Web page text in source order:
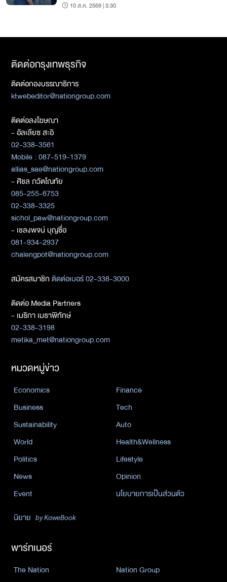
10 ส.ค. 2569 | 3:30
ติดต่อกรุงเทพธุรกิจ
ติดต่อกองบรรณาธิการ
ktwebeditor@nationgroup.com
ติดต่อลงโฆษณา
- อัลเลียซ สะอิ
02-338-3561
Mobile : 087-519-1379
allias_sae@nationgroup.com
- ศิชล ภวัตโณทัย
085-255-6753
02-338-3325
sichol_paw@nationgroup.com
- เชลงพจน์ บุญซื่อ
081-934-2937
chalengpot@nationgroup.com
สมัครสมาชิกติดต่อเบอร์ 02-338-3000
ติดต่อ Media Partners
- เมธิกา เมธาพิทักษ์
02-338-3198
metika_met@nationgroup.com
หมวดหมู่ข่าว
Economics
Finance
Business
Tech
Sustainability
Auto
World
Health&Wellness
Politics
Lifestyle
News
Opinion
Event
นโยบายการเป็นส่วนตัว
นิยาย by KaweBook
พาร์ทเนอร์
The Nation
Nation Group